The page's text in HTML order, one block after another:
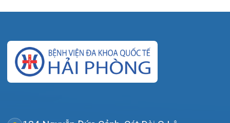
Chiều: 13:30 – 16:30
Hải Phòng và khu vực vùng duyên hải Bắc
bộ, quy mô 500 giường bệnh nội trú.